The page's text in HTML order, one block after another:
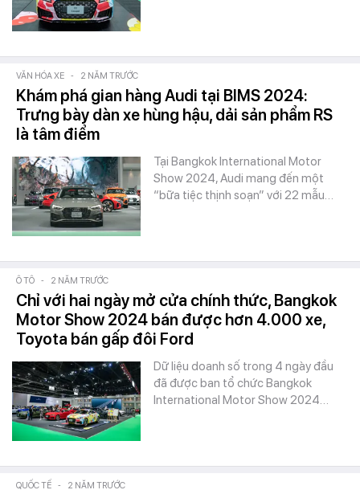
VĂN HÓA XE - 2 NĂM TRƯỚC
Khám phá gian hàng Audi tại BIMS 2024:
Trưng bày dàn xe hùng hậu, dải sản phẩm RS
là tâm điểm
Tại Bangkok International Motor
Show 2024, Audi mang đến một
“bữa tiệc thịnh soạn” với 22 mẫu…
Ô TÔ - 2 NĂM TRƯỚC
Chỉ với hai ngày mở cửa chính thức, Bangkok
Motor Show 2024 bán được hơn 4.000 xe,
Toyota bán gấp đôi Ford
Dữ liệu doanh số trong 4 ngày đầu
đã được ban tổ chức Bangkok
International Motor Show 2024…
QUỐC TẾ - 2 NĂM TRƯỚC